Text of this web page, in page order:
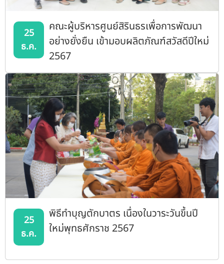
25
ธ.ค.
คณะผู้บริหารศูนย์สิรินธรเพื่อการพัฒนา
อย่างยั่งยืน เข้ามอบผลิตภัณฑ์สวัสดีปีใหม่
2567
25
ธ.ค.
พิธีทำบุญตักบาตร เนื่องในวาระวันขึ้นปี
ใหม่พุทธศักราช 2567